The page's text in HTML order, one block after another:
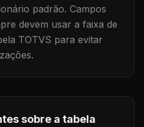
padrão. Campos
devem usar a faixa de
TOTVS para evitar
sobre a tabela